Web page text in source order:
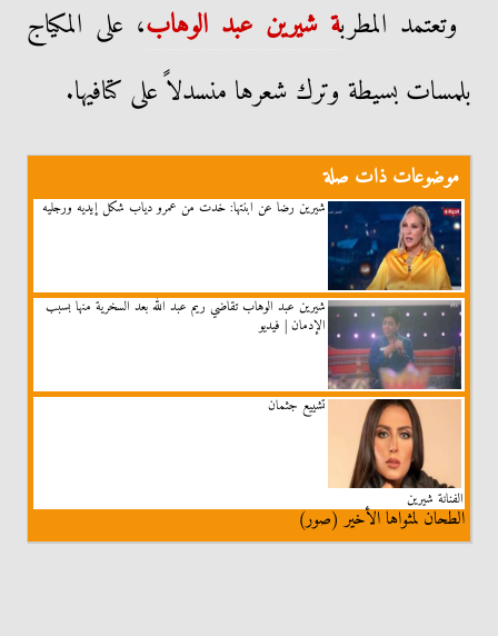
وتعتمد المطربة شيرين عبد الوهاب، على المكياج
بلمسات بسيطة وترك شعرها منسدلاً على كتافيها.
موضوعات ذات صلة
شيرين رضا عن ابنتها: خدت من عمرو دياب شكل إيديه ورجليه
شيرين عبد الوهاب تقاضي ريم عبد الله بعد السخرية منها بسبب
الإدمان | فيديو
تشييع جثمان
الفنانة شيرين
الطحان لمثواها الأخير (صور)